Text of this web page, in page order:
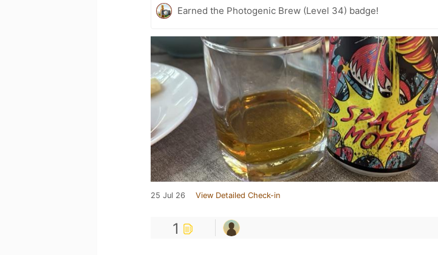
Earned the Photogenic Brew (Level 34) badge!
25 Jul 26 View Detailed Check-in
1